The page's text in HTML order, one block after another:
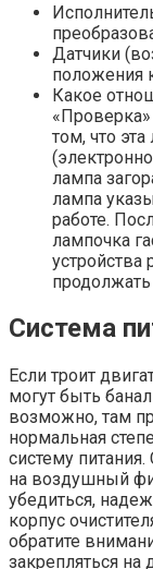
Датчики
положения
Какое
том, что
лампа
лампа
работе.
лампочка
Система
Если троит
могут быть
возможно, там
нормальная
систему
на воздушный
убедиться,
корпус
обратите
закрепляться на